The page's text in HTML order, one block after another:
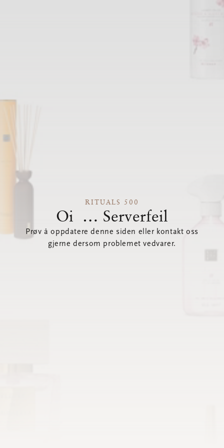
RITUALS 500
Oi … Serverfeil
Prøv å oppdatere denne siden eller kontakt oss
gjerne dersom problemet vedvarer.